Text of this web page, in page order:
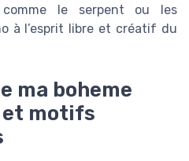
comme le serpent ou les
à l’esprit libre et créatif du
ma boheme
et motifs